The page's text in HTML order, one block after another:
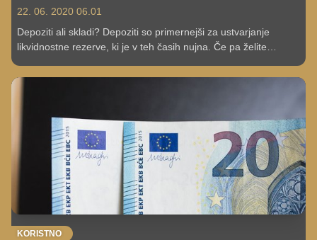
22. 06. 2020 06.01
Depoziti ali skladi? Depoziti so primernejši za ustvarjanje
likvidnostne rezerve, ki je v teh časih nujna. Če pa želite
Številni pa se sprašujejo, ali naj se med krizo odločijo za sklade
KORISTNO